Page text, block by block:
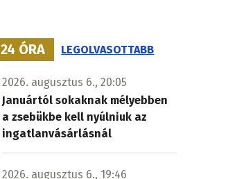
24 ÓRA LEGOLVASOTTABB
2026. augusztus 6., 20:05
Januártól sokaknak mélyebben
a zsebükbe kell nyúlniuk az
ingatlanvásárlásnál
2026. augusztus 6., 19:46